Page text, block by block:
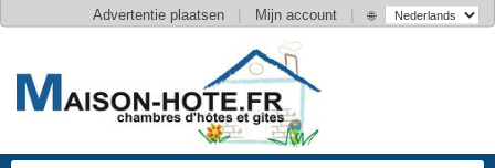
Advertentie plaatsen | Mijn account | 🌐